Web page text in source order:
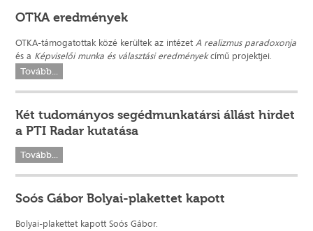
OTKA eredmények
OTKA-támogatottak közé kerültek az intézetA realizmus paradoxonja
és a Képviselői munka és választási eredményekcímű projektjei.
Tovább...
Két tudományos segédmunkatársi állást hirdet
a PTI Radar kutatása
Tovább...
Soós Gábor Bolyai-plakettet kapott
Bolyai-plakettet kapott Soós Gábor.